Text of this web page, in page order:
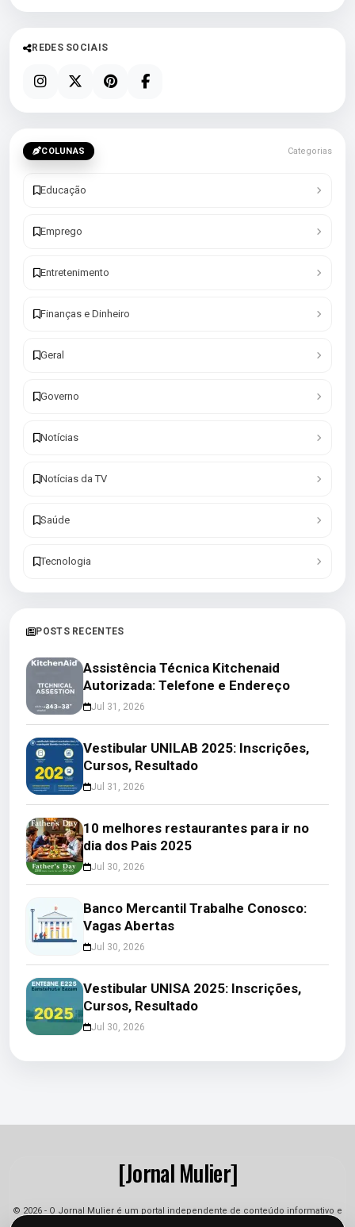
REDES SOCIAIS
COLUNAS Categorias
Educação
Emprego
Entretenimento
Finanças e Dinheiro
Geral
Governo
Notícias
Notícias da TV
Saúde
Tecnologia
POSTS RECENTES
Assistência Técnica Kitchenaid
Autorizada: Telefone e Endereço
Jul 31, 2026
Vestibular UNILAB 2025: Inscrições,
Cursos, Resultado
Jul 31, 2026
10 melhores restaurantes para ir no
dia dos Pais 2025
Jul 30, 2026
Banco Mercantil Trabalhe Conosco:
Vagas Abertas
Jul 30, 2026
Vestibular UNISA 2025: Inscrições,
Cursos, Resultado
Jul 30, 2026
[Jornal Mulier]
© 2026 - O Jornal Mulier é um portal independente de conteúdo informativo e